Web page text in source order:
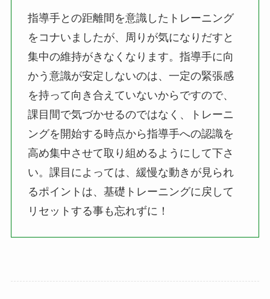
指導手との距離間を意識したトレーニング
をコナいましたが、周りが気になりだすと
集中の維持がきなくなります。指導手に向
かう意識が安定しないのは、一定の緊張感
を持って向き合えていないからですので、
課目間で気づかせるのではなく、トレーニ
ングを開始する時点から指導手への認識を
高め集中させて取り組めるようにして下さ
い。課目によっては、緩慢な動きが見られ
るポイントは、基礎トレーニングに戻して
リセットする事も忘れずに！